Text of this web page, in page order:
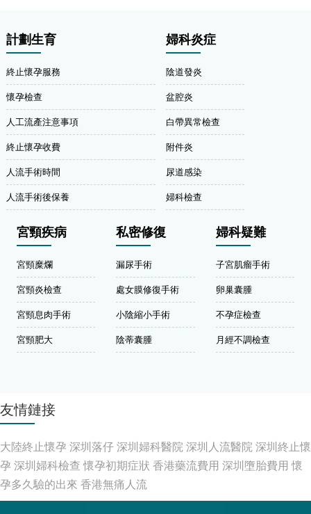
計劃生育
終止懷孕服務
懷孕檢查
人工流產注意事項
終止懷孕收費
人流手術時間
人流手術後保養
婦科炎症
陰道發炎
盆腔炎
白帶異常檢查
附件炎
尿道感染
婦科檢查
宮頸疾病
宮頸糜爛
宮頸炎檢查
宮頸息肉手術
宮頸肥大
私密修復
漏尿手術
處女膜修復手術
小陰縮小手術
陰蒂囊腫
婦科疑難
子宮肌瘤手術
卵巢囊腫
不孕症檢查
月經不調檢查
友情鏈接
大陸終止懷孕 深圳落仔深圳婦科醫院深圳人流醫院深圳終止懷
孕 深圳婦科檢查 懷孕初期症狀 香港藥流費用 深圳墮胎費用 懷
孕多久驗的出來 香港無痛人流